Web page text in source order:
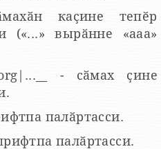
каҫине тепӗр
(«...» вырӑнне «ааа»
- сӑмах ҫине
палӑртасси.
палӑртасси.